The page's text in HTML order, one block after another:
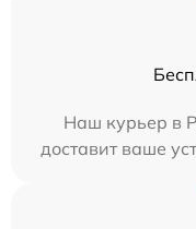
Наш курьер в
доставит ваше